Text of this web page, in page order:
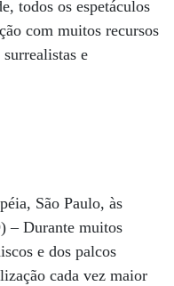
todos os espetáculos
com muitos recursos
e
São Paulo, às
– Durante muitos
e dos palcos
cada vez maior